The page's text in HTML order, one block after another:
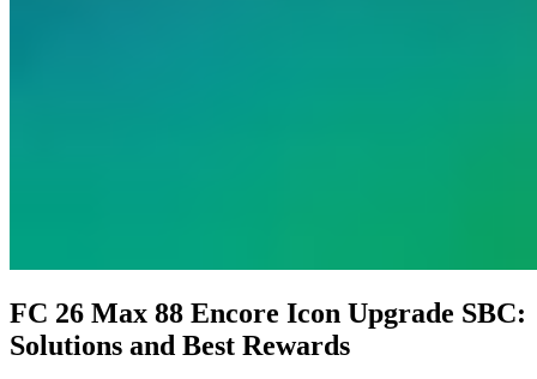
FC 26 Max 88 Encore Icon Upgrade SBC:
Solutions and Best Rewards